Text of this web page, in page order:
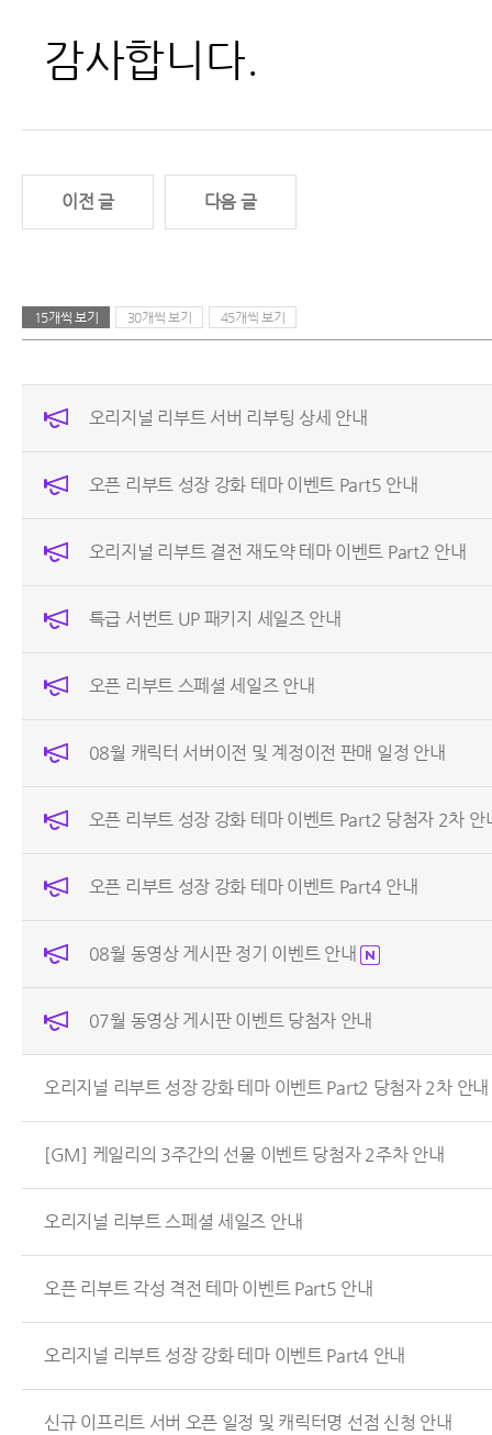
감사합니다.
이전 글 다음 글
15개씩 보기 30개씩 보기 45개씩 보기
오리지널 리부트 서버 리부팅 상세 안내
오픈 리부트 성장 강화 테마 이벤트 Part5 안내
오리지널 리부트 결전 재도약 테마 이벤트 Part2 안내
특급 서번트 UP 패키지 세일즈 안내
오픈 리부트 스페셜 세일즈 안내
08월 캐릭터 서버이전 및 계정이전 판매 일정 안내
오픈 리부트 성장 강화 테마 이벤트 Part2 당첨자 2차 안
오픈 리부트 성장 강화 테마 이벤트 Part4 안내
08월 동영상 게시판 정기 이벤트 안내
07월 동영상 게시판 이벤트 당첨자 안내
오리지널 리부트 성장 강화 테마 이벤트 Part2 당첨자 2차 안내
[GM] 케일리의 3주간의 선물 이벤트 당첨자 2주차 안내
오리지널 리부트 스페셜 세일즈 안내
오픈 리부트 각성 격전 테마 이벤트 Part5 안내
오리지널 리부트 성장 강화 테마 이벤트 Part4 안내
신규 이프리트 서버 오픈 일정 및 캐릭터명 선점 신청 안내